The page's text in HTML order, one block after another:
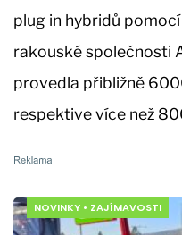
plug in hybridů
rakouské společnosti
provedla přibližně
respektive více než
NOVINKY • ZAJÍMAVOSTI